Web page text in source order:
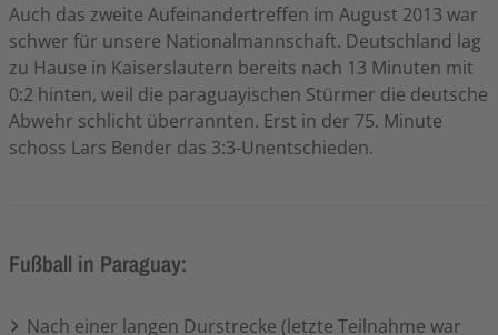
Auch das zweite Aufeinandertreffen im August 2013 war
schwer für unsere Nationalmannschaft. Deutschland lag
zu Hause in Kaiserslautern bereits nach 13 Minuten mit
0:2 hinten, weil die paraguayischen Stürmer die deutsche
Abwehr schlicht überrannten. Erst in der 75. Minute
schoss Lars Bender das 3:3-Unentschieden.
Fußball in Paraguay:
Nach einer langen Durstrecke (letzte Teilnahme war